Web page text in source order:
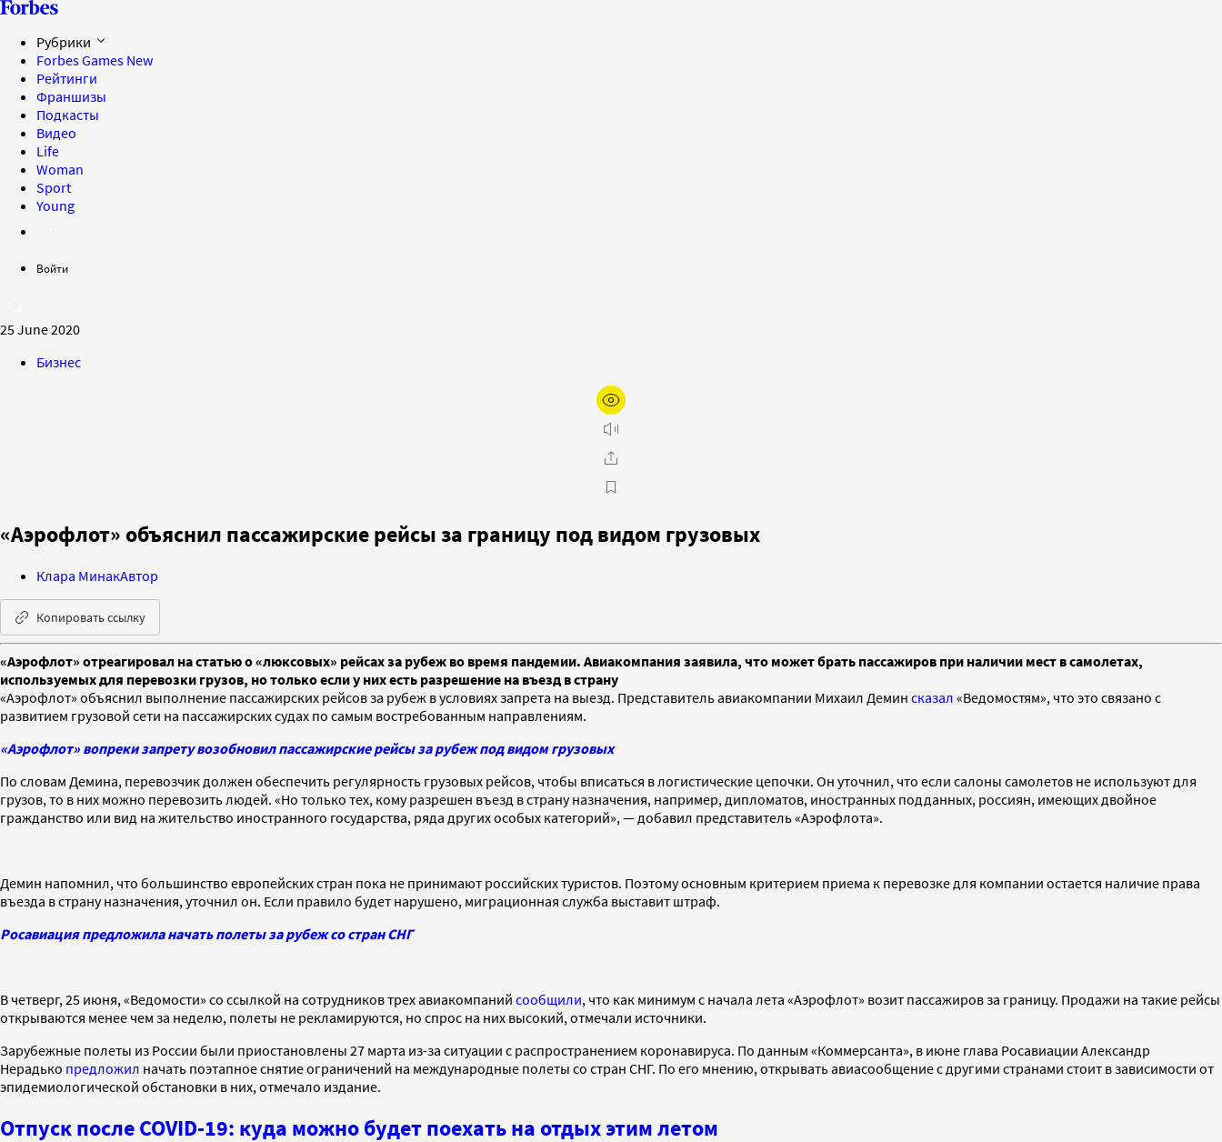
Рубрики
Forbes Games New
Рейтинги
Франшизы
Подкасты
Видео
Life
Woman
Sport
Young
Войти
25 June 2020
Бизнес
«Аэрофлот» объяснил пассажирские рейсы за границу под видом грузовых
Клара МинакАвтор
Копировать ссылку
«Аэрофлот» отреагировал на статью о «люксовых» рейсах за рубеж во время пандемии. Авиакомпания заявила, что может брать пассажиров при наличии мест в самолетах,
используемых для перевозки грузов, но только если у них есть разрешение на въезд в страну
«Аэрофлот» объяснил выполнение пассажирских рейсов за рубеж в условиях запрета на выезд. Представитель авиакомпании Михаил Демин сказал «Ведомостям», что это связано с
развитием грузовой сети на пассажирских судах по самым востребованным направлениям.
«Аэрофлот» вопреки запрету возобновил пассажирские рейсы за рубеж под видом грузовых
По словам Демина, перевозчик должен обеспечить регулярность грузовых рейсов, чтобы вписаться в логистические цепочки. Он уточнил, что если салоны самолетов не используют для
грузов, то в них можно перевозить людей. «Но только тех, кому разрешен въезд в страну назначения, например, дипломатов, иностранных подданных, россиян, имеющих двойное
гражданство или вид на жительство иностранного государства, ряда других особых категорий», — добавил представитель «Аэрофлота».
Демин напомнил, что большинство европейских стран пока не принимают российских туристов. Поэтому основным критерием приема к перевозке для компании остается наличие права
въезда в страну назначения, уточнил он. Если правило будет нарушено, миграционная служба выставит штраф.
Росавиация предложила начать полеты за рубеж со стран СНГ
В четверг, 25 июня, «Ведомости» со ссылкой на сотрудников трех авиакомпаний сообщили, что как минимум с начала лета «Аэрофлот» возит пассажиров за границу. Продажи на такие рейсы
открываются менее чем за неделю, полеты не рекламируются, но спрос на них высокий, отмечали источники.
Зарубежные полеты из России были приостановлены 27 марта из-за ситуации с распространением коронавируса. По данным «Коммерсанта», в июне глава Росавиации Александр
Нерадько предложил начать поэтапное снятие ограничений на международные полеты со стран СНГ. По его мнению, открывать авиасообщение с другими странами стоит в зависимости от
эпидемиологической обстановки в них, отмечало издание.
Отпуск после COVID-19: куда можно будет поехать на отдых этим летом